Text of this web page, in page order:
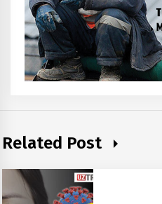
Related Post